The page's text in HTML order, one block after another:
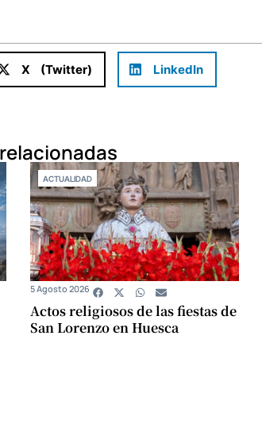
X (Twitter) LinkedIn
ACTUALIDAD
Actos religiosos de las fiestas de
San Lorenzo en Huesca
5 Agosto 2026